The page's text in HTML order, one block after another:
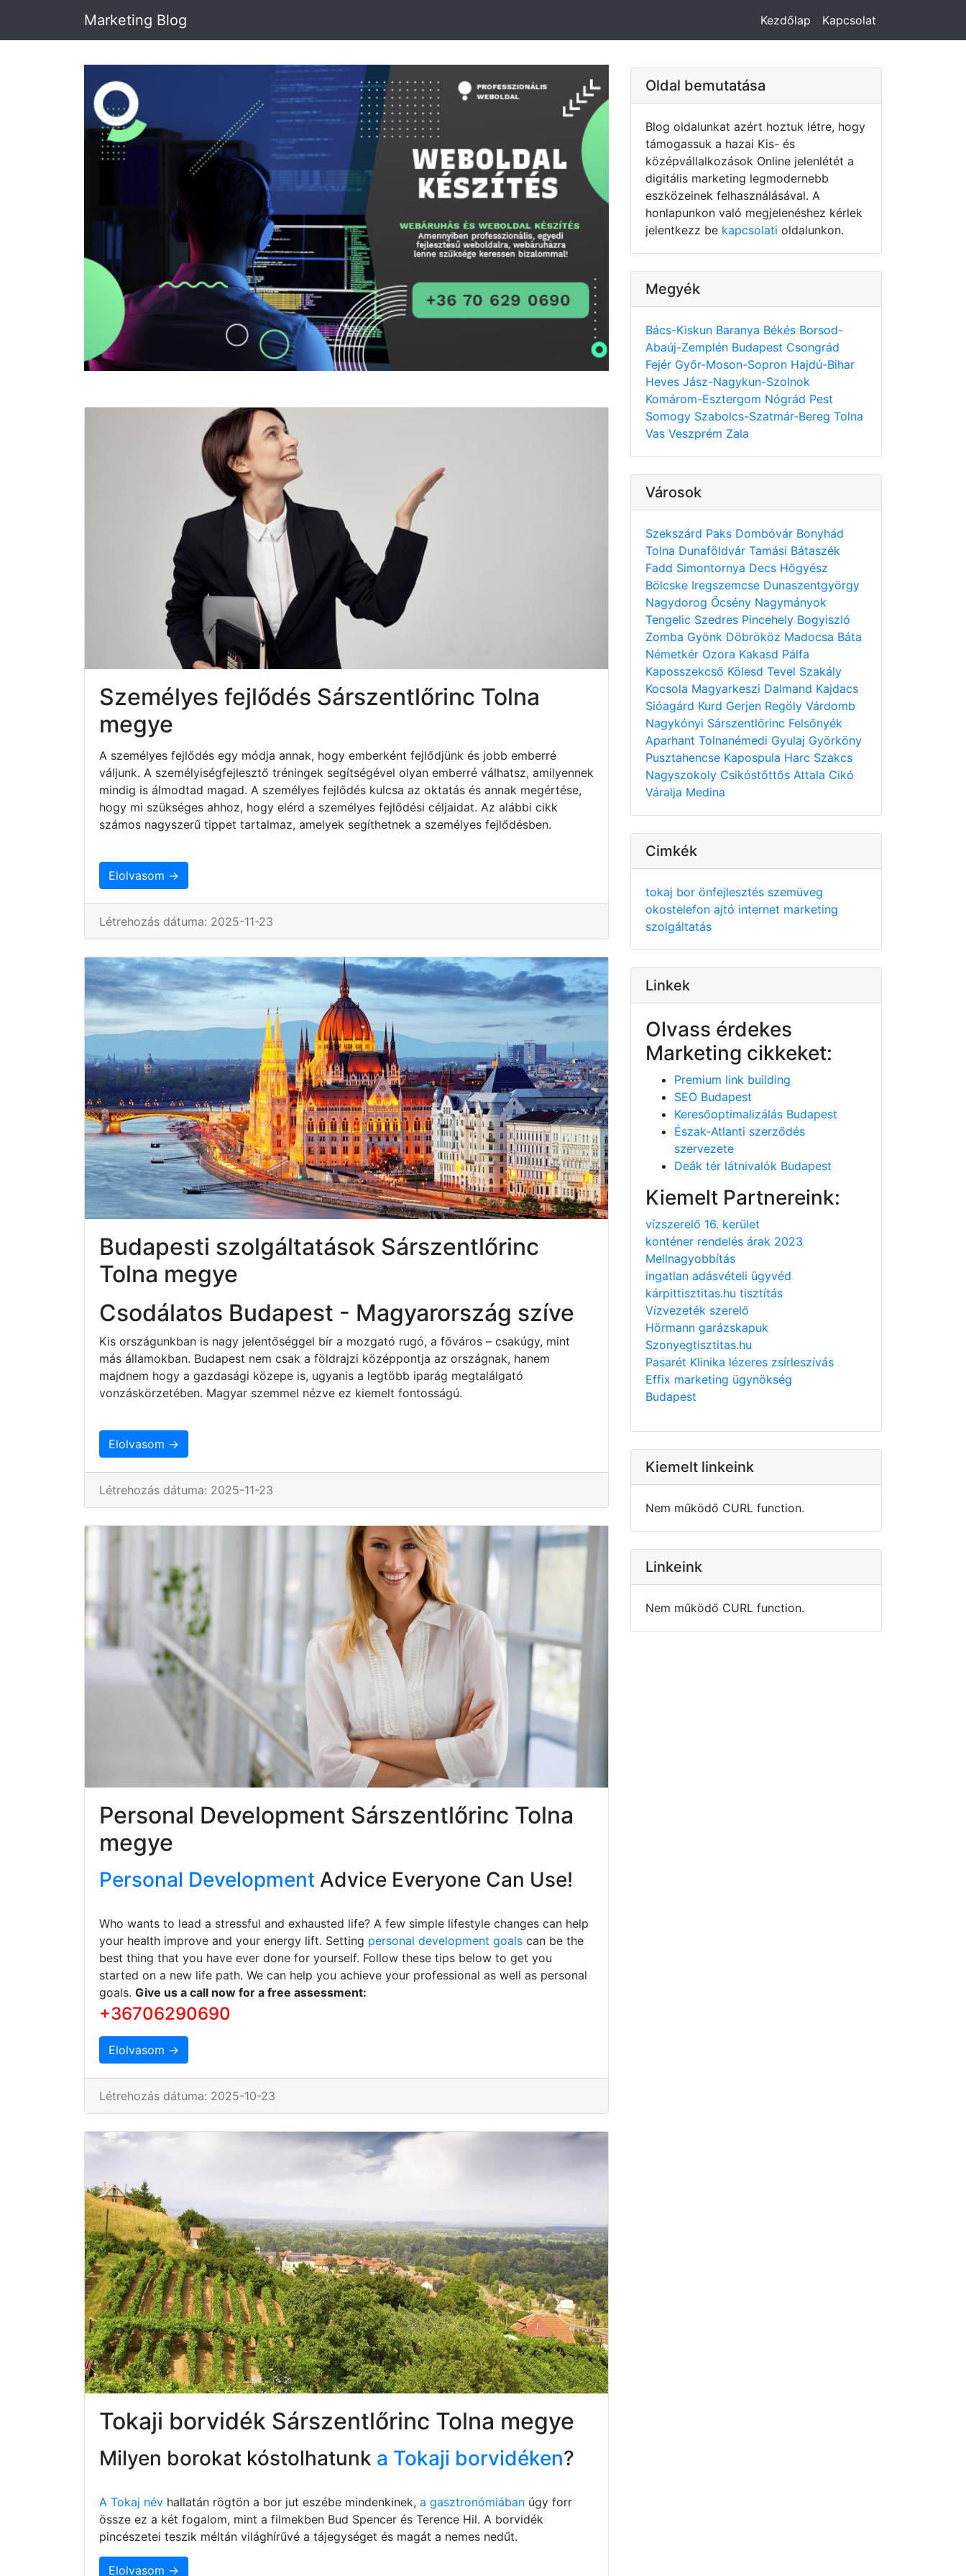
Marketing Blog Kezdőlap Kapcsolat
Személyes fejlődés Sárszentlőrinc Tolna
megye
A személyes fejlődés egy módja annak, hogy emberként fejlődjünk és jobb emberré
váljunk. A személyiségfejlesztő tréningek segítségével olyan emberré válhatsz, amilyennek
mindig is álmodtad magad. A személyes fejlődés kulcsa az oktatás és annak megértése,
hogy mi szükséges ahhoz, hogy elérd a személyes fejlődési céljaidat. Az alábbi cikk
számos nagyszerű tippet tartalmaz, amelyek segíthetnek a személyes fejlődésben.
Elolvasom →
Létrehozás dátuma: 2025-11-23
Budapesti szolgáltatások Sárszentlőrinc
Tolna megye
Csodálatos Budapest - Magyarország szíve
Kis országunkban is nagy jelentőséggel bír a mozgató rugó, a főváros – csakúgy, mint
más államokban. Budapest nem csak a földrajzi középpontja az országnak, hanem
majdnem hogy a gazdasági közepe is, ugyanis a legtöbb iparág megtalálgató
vonzáskörzetében. Magyar szemmel nézve ez kiemelt fontosságú.
Elolvasom →
Létrehozás dátuma: 2025-11-23
Personal Development Sárszentlőrinc Tolna
megye
Personal Development Advice Everyone Can Use!
Who wants to lead a stressful and exhausted life? A few simple lifestyle changes can help
your health improve and your energy lift. Setting personal development goals can be the
best thing that you have ever done for yourself. Follow these tips below to get you
started on a new life path. We can help you achieve your professional as well as personal
goals. Give us a call now for a free assessment:
+36706290690
Elolvasom →
Létrehozás dátuma: 2025-10-23
Tokaji borvidék Sárszentlőrinc Tolna megye
Milyen borokat kóstolhatunk a Tokaji borvidéken?
A Tokaj név hallatán rögtön a bor jut eszébe mindenkinek, a gasztronómiában úgy forr
össze ez a két fogalom, mint a filmekben Bud Spencer és Terence Hil. A borvidék
pincészetei teszik méltán világhírűvé a tájegységet és magát a nemes nedűt.
Elolvasom →
Oldal bemutatása
Blog oldalunkat azért hoztuk létre, hogy
támogassuk a hazai Kis- és
középvállalkozások Online jelenlétét a
digitális marketing legmodernebb
eszközeinek felhasználásával. A
honlapunkon való megjelenéshez kérlek
jelentkezz be kapcsolati oldalunkon.
Megyék
Bács-Kiskun Baranya Békés Borsod-
Abaúj-Zemplén Budapest Csongrád
Fejér Győr-Moson-Sopron Hajdú-Bihar
Heves Jász-Nagykun-Szolnok
Komárom-Esztergom Nógrád Pest
Somogy Szabolcs-Szatmár-Bereg Tolna
Vas Veszprém Zala
Városok
Szekszárd Paks Dombóvár Bonyhád
Tolna Dunaföldvár Tamási Bátaszék
Fadd Simontornya Decs Hőgyész
Bölcske Iregszemcse Dunaszentgyörgy
Nagydorog Őcsény Nagymányok
Tengelic Szedres Pincehely Bogyiszló
Zomba Gyönk Döbrököz Madocsa Báta
Németkér Ozora Kakasd Pálfa
Kaposszekcső Kölesd Tevel Szakály
Kocsola Magyarkeszi Dalmand Kajdacs
Sióagárd Kurd Gerjen Regöly Várdomb
Nagykónyi Sárszentlőrinc Felsőnyék
Aparhant Tolnanémedi Gyulaj Györköny
Pusztahencse Kapospula Harc Szakcs
Nagyszokoly Csikóstőttős Attala Cikó
Váralja Medina
Cimkék
tokaj bor önfejlesztés szemüveg
okostelefon ajtó internet marketing
szolgáltatás
Linkek
Olvass érdekes
Marketing cikkeket:
Premium link building
SEO Budapest
Keresőoptimalizálás Budapest
Észak-Atlanti szerződés
szervezete
Deák tér látnivalók Budapest
Kiemelt Partnereink:
vízszerelő 16. kerület
konténer rendelés árak 2023
Mellnagyobbítás
ingatlan adásvételi ügyvéd
kárpittisztitas.hu tisztítás
Vízvezeték szerelő
Hörmann garázskapuk
Szonyegtisztitas.hu
Pasarét Klinika lézeres zsírleszívás
Effix marketing ügynökség
Budapest
Kiemelt linkeink
Nem működő CURL function.
Linkeink
Nem működő CURL function.